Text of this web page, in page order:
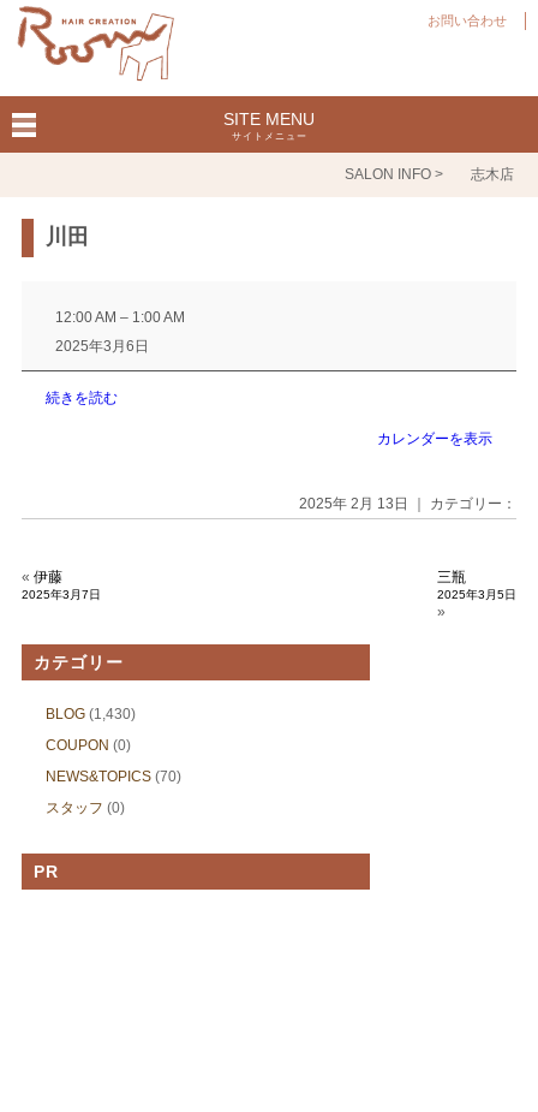
お問い合わせ
SITE MENU
サイトメニュー
SALON INFO > 志木店
川田
12:00 AM – 1:00 AM
2025年3月6日
続きを読む
カレンダーを表示
2025年 2月 13日 ｜ カテゴリー：
« 伊藤
2025年3月7日
三瓶
2025年3月5日
»
カテゴリー
BLOG(1,430)
COUPON (0)
NEWS&TOPICS(70)
スタッフ (0)
PR